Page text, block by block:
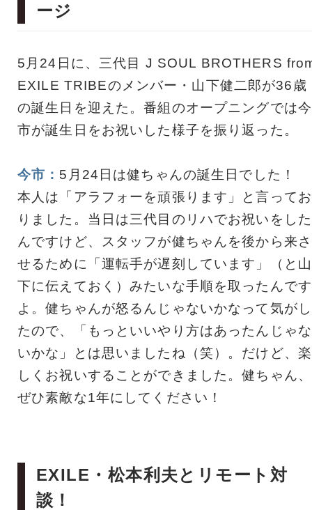
ージ
5月24日に、三代目 J SOUL BROTHERS
EXILE TRIBEのメンバー・山下健二郎が36歳
の誕生日を迎えた。番組のオープニングでは今
市が誕生日をお祝いした様子を振り返った。
今市： 5月24日は健ちゃんの誕生日でした！
本人は「アラフォーを頑張ります」と言ってお
りました。当日は三代目のリハでお祝いをした
んですけど、スタッフが健ちゃんを後から来さ
せるために「運転手が遅刻しています」（と山
下に伝えておく）みたいな手順を取ったんです
よ。健ちゃんが怒るんじゃないかなって気がし
たので、「もっといいやり方はあったんじゃな
いかな」とは思いましたね（笑）。だけど、楽
しくお祝いすることができました。健ちゃん、
ぜひ素敵な1年にしてください！
EXILE・松本利夫とリモート対
談！